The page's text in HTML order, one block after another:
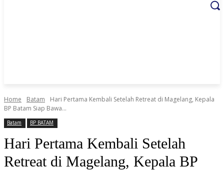
Home Batam
Hari Pertama Kembali Setelah Retreat di Magelang, Kepala
BP Batam Siap Bawa...
Batam BP BATAM
Hari Pertama Kembali Setelah
Retreat di Magelang, Kepala BP